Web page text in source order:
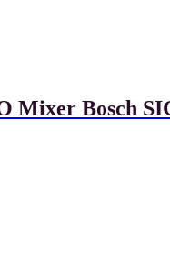
Mixer Bosch